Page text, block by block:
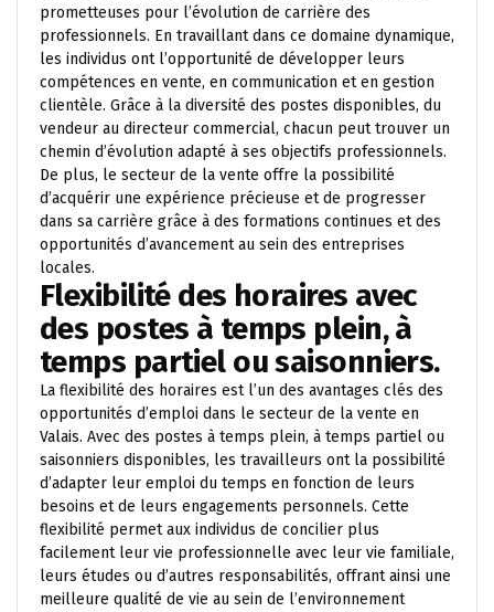
prometteuses pour l’évolution de carrière des
professionnels. En travaillant dans ce domaine dynamique,
les individus ont l’opportunité de développer leurs
compétences en vente, en communication et en gestion
clientèle. Grâce à la diversité des postes disponibles, du
vendeur au directeur commercial, chacun peut trouver un
chemin d’évolution adapté à ses objectifs professionnels.
De plus, le secteur de la vente offre la possibilité
d’acquérir une expérience précieuse et de progresser
dans sa carrière grâce à des formations continues et des
opportunités d’avancement au sein des entreprises
locales.
Flexibilité des horaires avec
des postes à temps plein, à
temps partiel ou saisonniers.
La flexibilité des horaires est l’un des avantages clés des
opportunités d’emploi dans le secteur de la vente en
Valais. Avec des postes à temps plein, à temps partiel ou
saisonniers disponibles, les travailleurs ont la possibilité
d’adapter leur emploi du temps en fonction de leurs
besoins et de leurs engagements personnels. Cette
flexibilité permet aux individus de concilier plus
facilement leur vie professionnelle avec leur vie familiale,
leurs études ou d’autres responsabilités, offrant ainsi une
meilleure qualité de vie au sein de l’environnement